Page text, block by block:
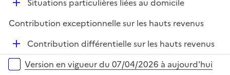
i
r
p
i
e
Situations particulières liées au domicile
Contribution exceptionnelle sur les hauts revenus
D
é
p
Contribution différentielle sur les hauts revenus
Versions sur la période
Version en vigueur du 07/04/2026 à aujourd'hui